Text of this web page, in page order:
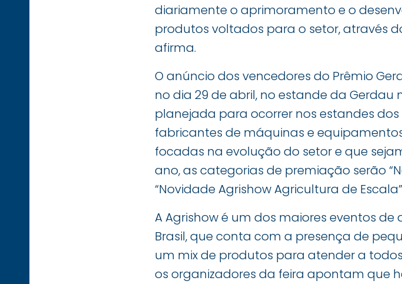
diariamente o aprimoramento e o
produtos voltados para o setor, através
afirma.
O anúncio dos vencedores do Prêmio
no dia 29 de abril, no estande da
planejada para ocorrer nos estandes
fabricantes de máquinas e
focadas na evolução do setor e que
ano, as categorias de premiação serão
“Novidade Agrishow Agricultura de
A Agrishow é um dos maiores eventos
Brasil, que conta com a presença de
um mix de produtos para atender a
os organizadores da feira apontam que